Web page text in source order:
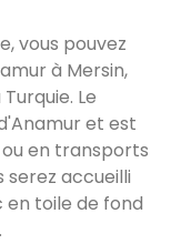
vous pouvez
à Mersin,
Le
et est
en transports
serez accueilli
en toile de fond